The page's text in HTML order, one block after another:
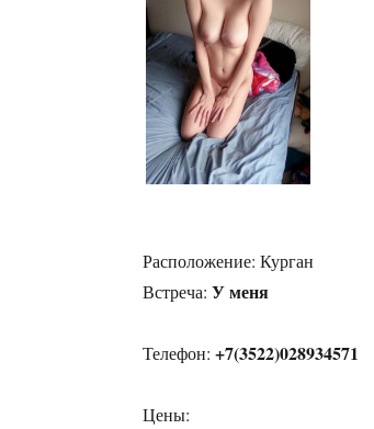
Расположение: Курган
Встреча: У меня
Телефон: +7(3522)028934571
Цены: